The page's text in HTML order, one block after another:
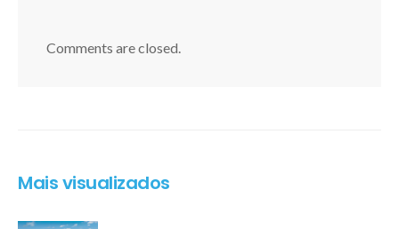
Comments are closed.
Mais visualizados